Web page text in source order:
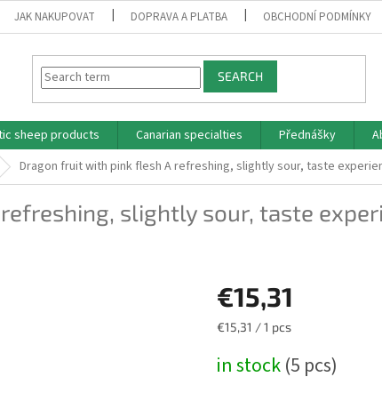
JAK NAKUPOVAT DOPRAVA A PLATBA OBCHODNÍ PODMÍNKY
SEARCH
sheep products Canarian specialties Přednášky
Dragon fruit with pink flesh A refreshing, slightly sour, taste
slightly sour, taste
€15,31
Measure
€15,31 / 1 pcs
in stock(5 pcs)